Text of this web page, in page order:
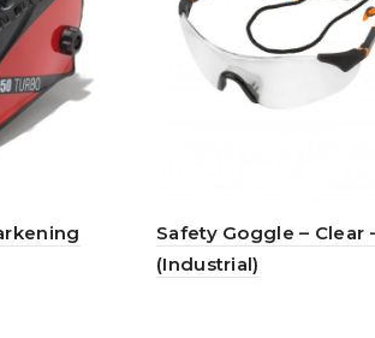
Safety Goggle – Clear
(Industrial)